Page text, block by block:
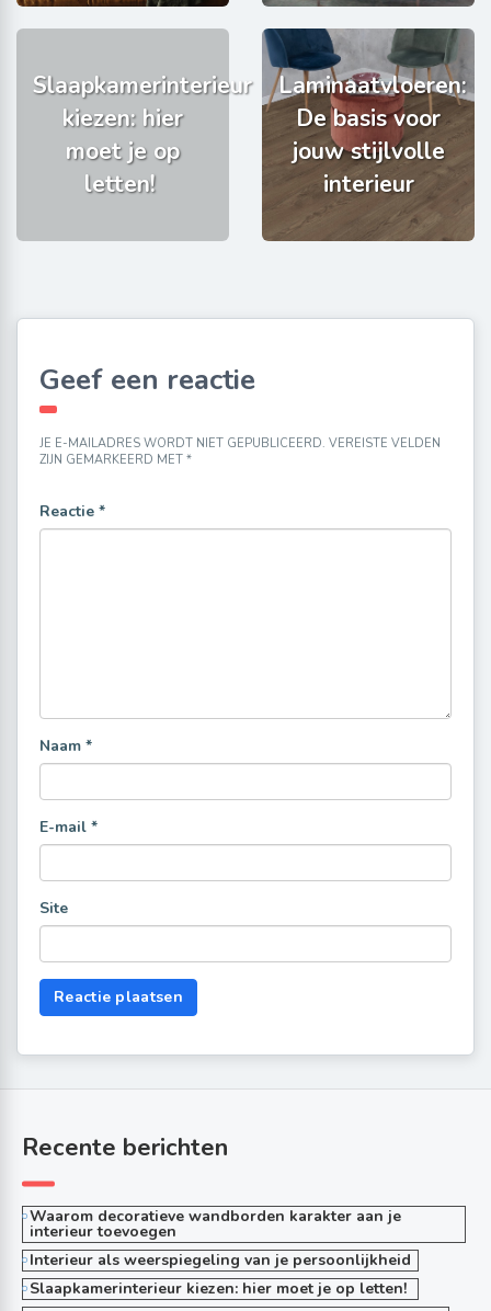
Slaapkamerinterieur
kiezen: hier
moet je op
letten!
Laminaatvloeren:
De basis voor
jouw stijlvolle
interieur
Geef een reactie
JE E-MAILADRES WORDT NIET GEPUBLICEERD. VEREISTE VELDEN
ZIJN GEMARKEERD MET *
Reactie *
Naam *
E-mail *
Site
Recente berichten
Waarom decoratieve wandborden karakter aan je
interieur toevoegen
Interieur als weerspiegeling van je persoonlijkheid
Slaapkamerinterieur kiezen: hier moet je op letten!